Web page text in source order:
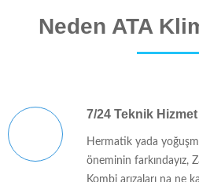
Neden ATA